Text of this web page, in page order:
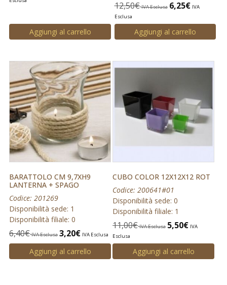
Aggiungi al carrello
12,50€ IVA Esclusa 6,25€ IVA
Esclusa
Aggiungi al carrello
BARATTOLO CM 9,7XH9
LANTERNA + SPAGO
Codice: 201269
Disponibilità sede: 1
Disponibilità filiale: 0
6,40€ IVA Esclusa 3,20€ IVA Esclusa
Aggiungi al carrello
CUBO COLOR 12X12X12 ROT
Codice: 200641#01
Disponibilità sede: 0
Disponibilità filiale: 1
11,00€ IVA Esclusa 5,50€ IVA
Esclusa
Aggiungi al carrello